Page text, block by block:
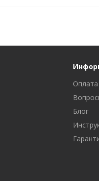
Оплата
Блог